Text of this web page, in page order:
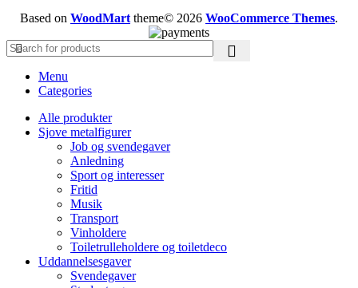
Based on WoodMart theme© 2026 WooCommerce Themes.
Menu
Categories
Alle produkter
Sjove metalfigurer
Job og svendegaver
Anledning
Sport og interesser
Fritid
Musik
Transport
Vinholdere
Toiletrulleholdere og toiletdeco
Uddannelsesgaver
Svendegaver